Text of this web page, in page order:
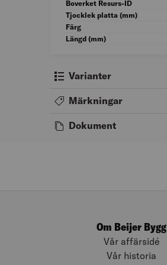
Boverket Resurs-ID
Tjocklek platta (mm)
Färg
Längd (mm)
Varianter
Märkningar
Dokument
Om Beijer Bygg
Vår affärsidé
Vår historia